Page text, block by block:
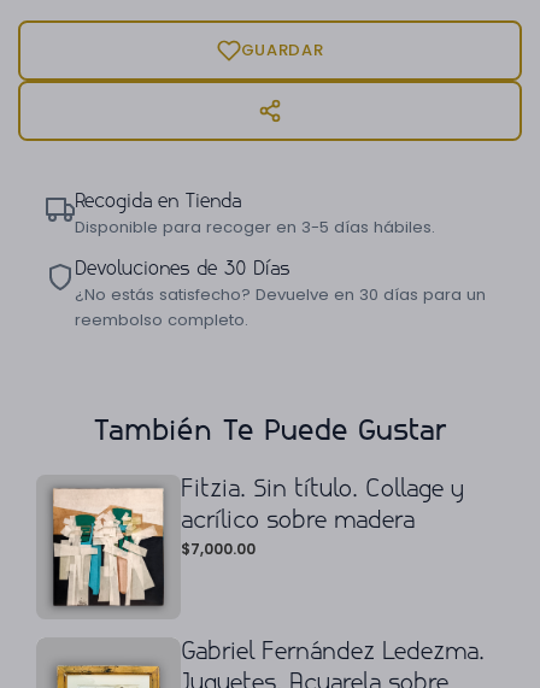
GUARDAR
Recogida en Tienda
Disponible para recoger en 3-5 días hábiles.
Devoluciones de 30 Días
¿No estás satisfecho? Devuelve en 30 días para un
reembolso completo.
También Te Puede Gustar
Fitzia. Sin título. Collage y
acrílico sobre madera
$7,000.00
Gabriel Fernández Ledezma.